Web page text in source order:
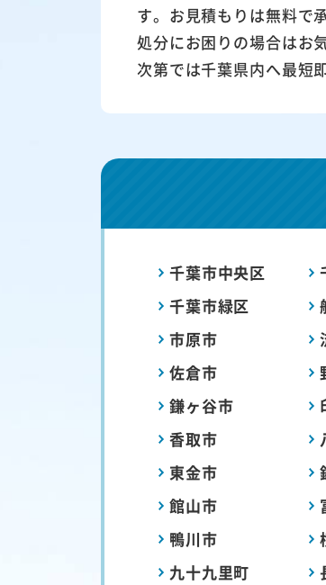
す。お見積もりは無料で
処分にお困りの場合はお
次第では千葉県内へ最短
千葉市中央区
千葉市緑区
市原市
佐倉市
鎌ヶ谷市
香取市
東金市
館山市
鴨川市
九十九里町